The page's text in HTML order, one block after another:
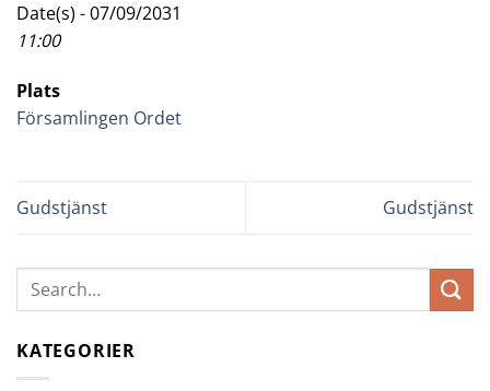
Date(s) - 07/09/2031
11:00
Plats
Församlingen Ordet
Gudstjänst Gudstjänst
KATEGORIER